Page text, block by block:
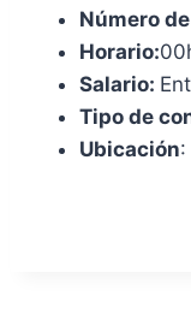
Número
Horario:
Salario:
Tipo de
Ubicación: